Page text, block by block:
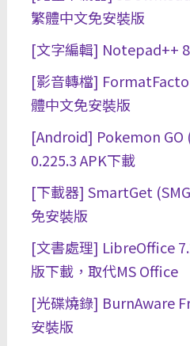
繁體中文免安裝版
[文字編輯] Notepad++
[影音轉檔]
體中文免安裝版
[Android] Pokemon GO
0.225.3 APK下載
[下載器] SmartGet
免安裝版
[文書處理] LibreOffice
版下載，取代MS Office
[光碟燒錄] BurnAware
安裝版